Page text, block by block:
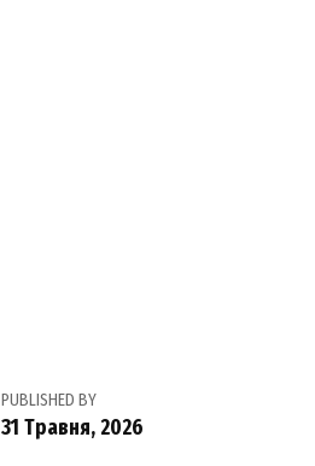
PUBLISHED BY
31 Травня, 2026